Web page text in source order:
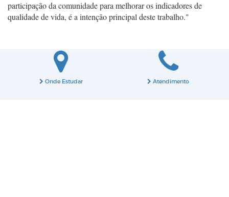
participação da comunidade para melhorar os indicadores de
qualidade de vida, é a intenção principal deste trabalho."
Onde Estudar Atendimento